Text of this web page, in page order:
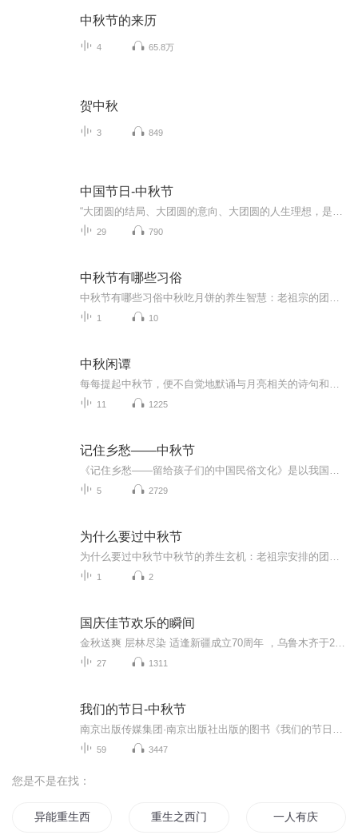
中秋节的来历
4 65.8万
贺中秋
3 849
中国节日-中秋节
29 790
中秋节有哪些习俗
1 10
中秋闲谭
11 1225
记住乡愁——中秋节
5 2729
为什么要过中秋节
1 2
国庆佳节欢乐的瞬间
27 1311
我们的节日-中秋节
59 3447
您是不是在找：
异能重生西门庆 重生之西门庆 一人有庆